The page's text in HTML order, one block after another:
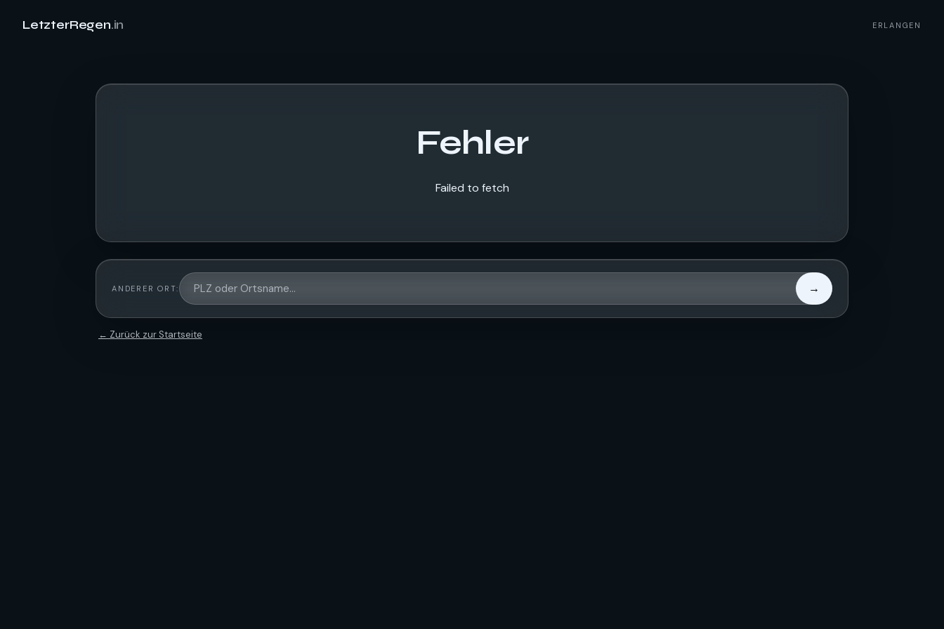
LetzterRegen.in ERLANGEN
Fehler
Failed to fetch
ANDERER ORT: →
← Zurück zur Startseite